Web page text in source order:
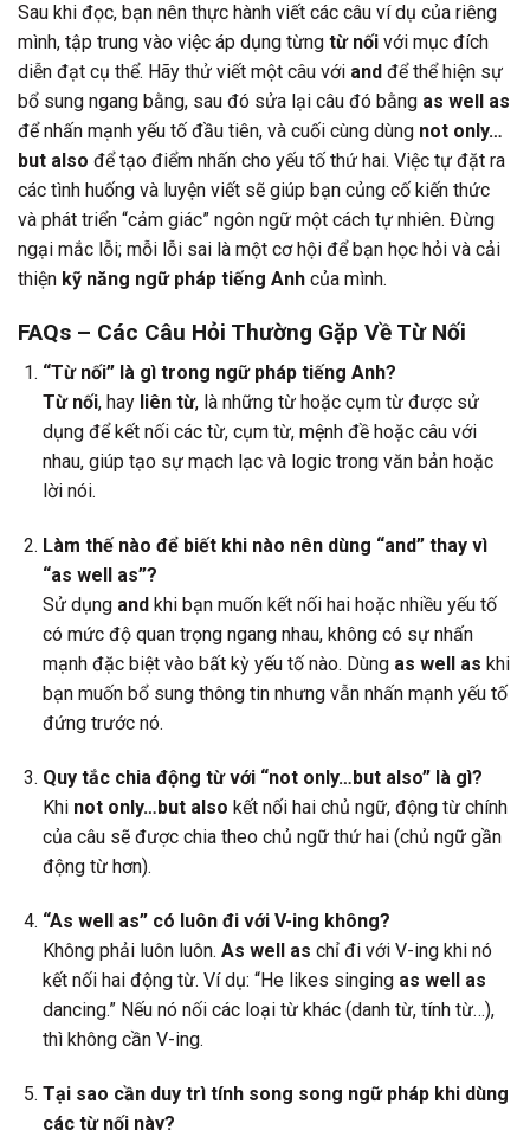
Sau khi đọc, bạn nên thực hành viết các câu ví dụ của riêng
mình, tập trung vào việc áp dụng từng từ nối với mục đích
diễn đạt cụ thể. Hãy thử viết một câu với and để thể hiện sự
bổ sung ngang bằng, sau đó sửa lại câu đó bằng as well as
để nhấn mạnh yếu tố đầu tiên, và cuối cùng dùng not only…
but also để tạo điểm nhấn cho yếu tố thứ hai. Việc tự đặt ra
các tình huống và luyện viết sẽ giúp bạn củng cố kiến thức
và phát triển “cảm giác” ngôn ngữ một cách tự nhiên. Đừng
ngại mắc lỗi; mỗi lỗi sai là một cơ hội để bạn học hỏi và cải
thiện kỹ năng ngữ pháp tiếng Anh của mình.
FAQs – Các Câu Hỏi Thường Gặp Về Từ Nối
“Từ nối” là gì trong ngữ pháp tiếng Anh?
Từ nối, hay liên từ, là những từ hoặc cụm từ được sử
dụng để kết nối các từ, cụm từ, mệnh đề hoặc câu với
nhau, giúp tạo sự mạch lạc và logic trong văn bản hoặc
lời nói.
Làm thế nào để biết khi nào nên dùng “and” thay vì
“as well as”?
Sử dụng and khi bạn muốn kết nối hai hoặc nhiều yếu tố
có mức độ quan trọng ngang nhau, không có sự nhấn
mạnh đặc biệt vào bất kỳ yếu tố nào. Dùng as well as khi
bạn muốn bổ sung thông tin nhưng vẫn nhấn mạnh yếu tố
đứng trước nó.
Quy tắc chia động từ với “not only…but also” là gì?
Khi not only…but also kết nối hai chủ ngữ, động từ chính
của câu sẽ được chia theo chủ ngữ thứ hai (chủ ngữ gần
động từ hơn).
“As well as” có luôn đi với V-ing không?
Không phải luôn luôn. As well as chỉ đi với V-ing khi nó
kết nối hai động từ. Ví dụ: “He likes singing as well as
dancing.” Nếu nó nối các loại từ khác (danh từ, tính từ…),
thì không cần V-ing.
Tại sao cần duy trì tính song song ngữ pháp khi dùng
các từ nối này?